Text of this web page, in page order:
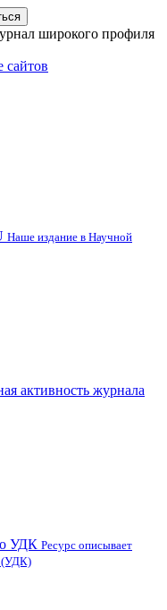
широкого профиля
сайтов
Наше издание в Научной
активность журнала
УДК Ресурс описывает
(УДК)